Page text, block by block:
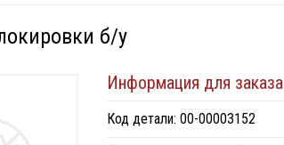
б/у
Информация для заказа
Код детали: 00-00003152